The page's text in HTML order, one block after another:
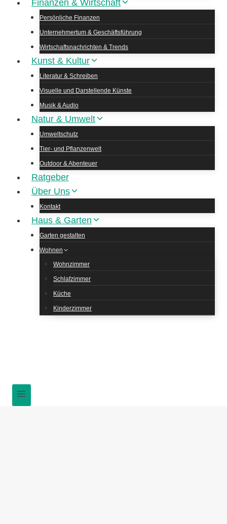
Finanzen & Wirtschaft
Persönliche Finanzen
Unternehmertum & Geschäftsführung
Wirtschaftsnachrichten & Trends
Kunst & Kultur
Literatur & Schreiben
Visuelle und Darstellende Künste
Musik & Audio
Natur & Umwelt
Umweltschutz
Tier- und Pflanzenwelt
Outdoor & Abenteuer
Ratgeber
Über Uns
Kontakt
Haus & Garten
Garten gestalten
Wohnen
Wohnzimmer
Schlafzimmer
Küche
Kinderzimmer